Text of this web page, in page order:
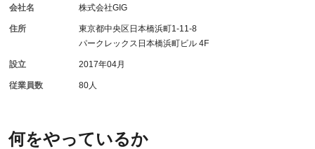
何をやっているか
会社名 株式会社GIG
住所
東京都中央区日本橋浜町1-11-8
パークレックス日本橋浜町ビル 4F
設立 2017年04月
従業員数 80人